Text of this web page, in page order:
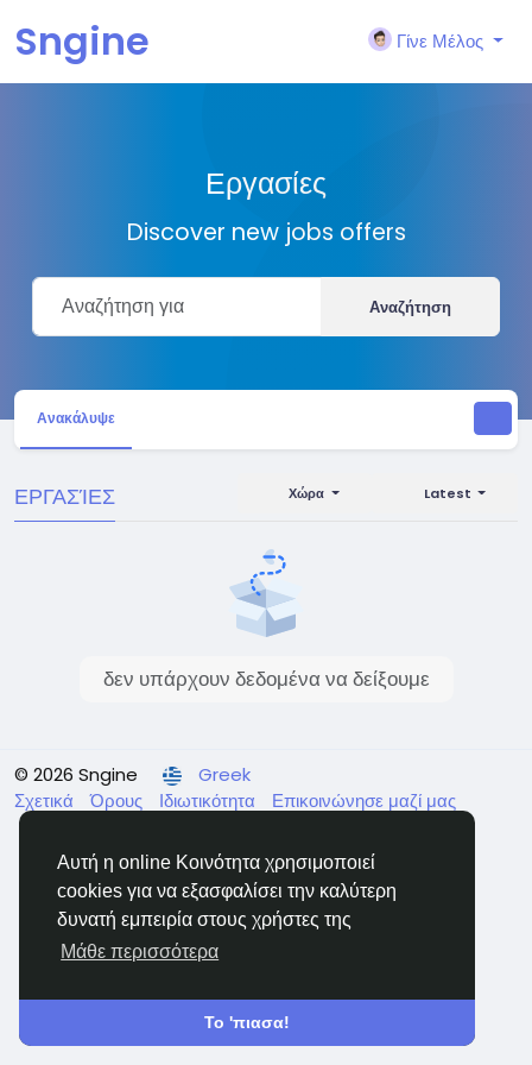
Αυτή η online Κοινότητα χρησιμοποιεί
cookies για να εξασφαλίσει την καλύτερη
δυνατή εμπειρία στους χρήστες της
Μάθε περισσότερα
Το 'πιασα!
Sngine Γίνε Μέλος
Εργασίες
Discover new jobs offers
Αναζήτηση
Ανακάλυψε
ΕΡΓΑΣΊΕΣ Latest
Χώρα
δεν υπάρχουν δεδομένα να δείξουμε
© 2026 Sngine
Greek
Σχετικά
Όρους Ιδιωτικότητα
Επικοινώνησε μαζί μας